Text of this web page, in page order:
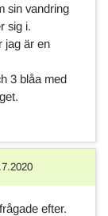
sin vandring
sig i.
jag är en
3 blåa med
efter.